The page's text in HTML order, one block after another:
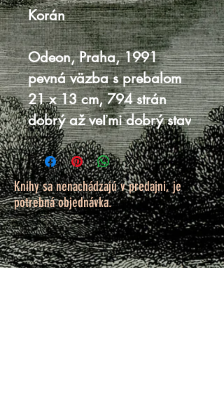
Korán
Odeon, Praha, 1991
pevná väzba s prebalom
21 x 13 cm, 794 strán
dobrý až veľmi dobrý stav
Knihy sa nenachádzajú v predajni, je
potrebná objednávka.